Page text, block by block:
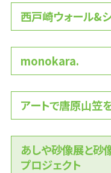
系
西戸崎ウォール&
monokara.
アートで唐原山笠
あしや砂像展と砂
プロジェクト